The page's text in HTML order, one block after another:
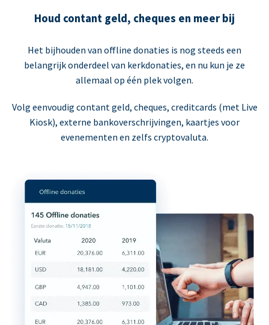
Houd contant geld, cheques en meer bij
Het bijhouden van offline donaties is nog steeds een
belangrijk onderdeel van kerkdonaties, en nu kun je ze
allemaal op één plek volgen.
Volg eenvoudig contant geld, cheques, creditcards (met Live
Kiosk), externe bankoverschrijvingen, kaartjes voor
evenementen en zelfs cryptovaluta.